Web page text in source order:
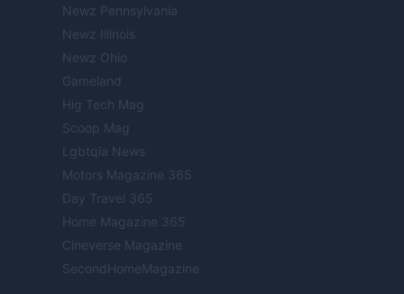
Newz Pennsylvania
Newz Illinois
Newz Ohio
Gameland
Hig Tech Mag
Scoop Mag
Lgbtqia News
Motors Magazine 365
Day Travel 365
Home Magazine 365
Cineverse Magazine
SecondHomeMagazine